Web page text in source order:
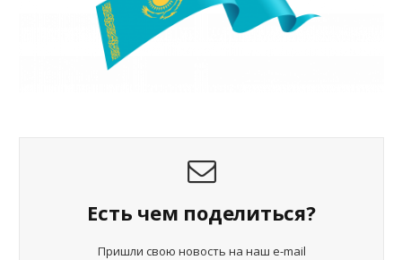
Есть чем поделиться?
Пришли свою новость на наш e-mail